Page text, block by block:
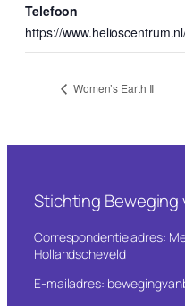
Telefoon
https://
Women’s Earth II
Stichting Beweging
Correspondentie adres:
Hollandscheveld
E-mailadres: